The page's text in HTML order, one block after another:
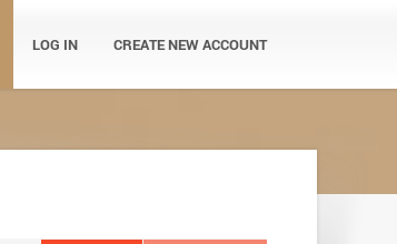
LOG IN CREATE NEW ACCOUNT